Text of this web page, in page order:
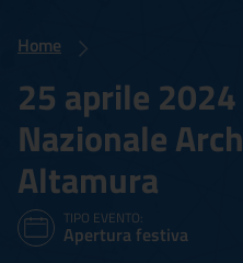
Home
25 aprile
Nazionale
Altamura
TIPO EVENTO:
Apertura festiva